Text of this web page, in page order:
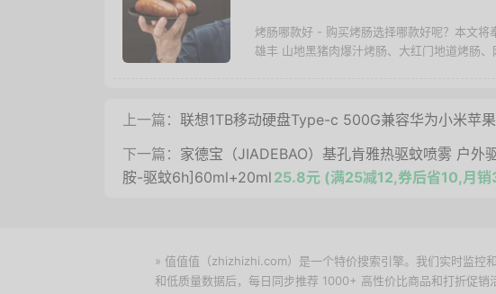
烤肠哪款好 - 购买烤肠选择哪款好呢？本文将
雄丰 山地黑猪肉爆汁烤肠、大红门地道烤肠
上一篇： 联想1TB移动硬盘Type-c 500G兼容华为小米苹
下一篇： 家德宝（JIADEBAO）基孔肯雅热驱蚊喷雾 户
胺-驱蚊6h]60ml+20ml 25.8元 (满25减12,券后省10,月
» 值值值（zhizhizhi.com）是一个特价搜索引擎。我们实时监控
和低质量数据后，每日同步推荐 1000+ 高性价比商品和打折促